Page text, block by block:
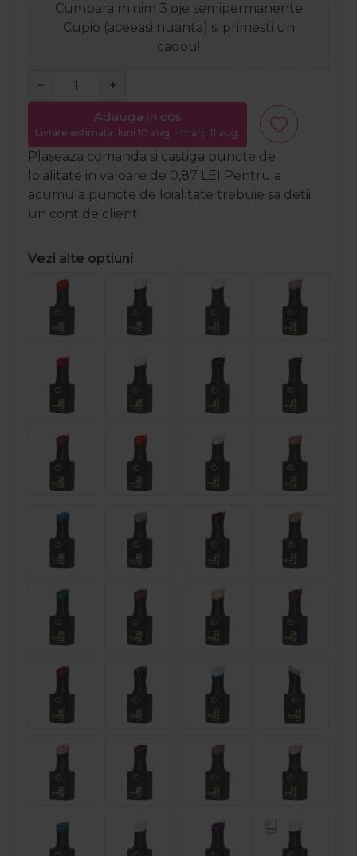
Cumpara minim 3 oje semipermanente
Cupio (aceeasi nuanta) si primesti un
cadou!
− +
Adauga in cos
Livrare estimata: luni 10 aug. - marți 11 aug.
Plaseaza comanda si castiga puncte de
loialitate in valoare de 0,87 LEI Pentru a
acumula puncte de loialitate trebuie sa detii
un cont de client.
Vezi alte optiuni